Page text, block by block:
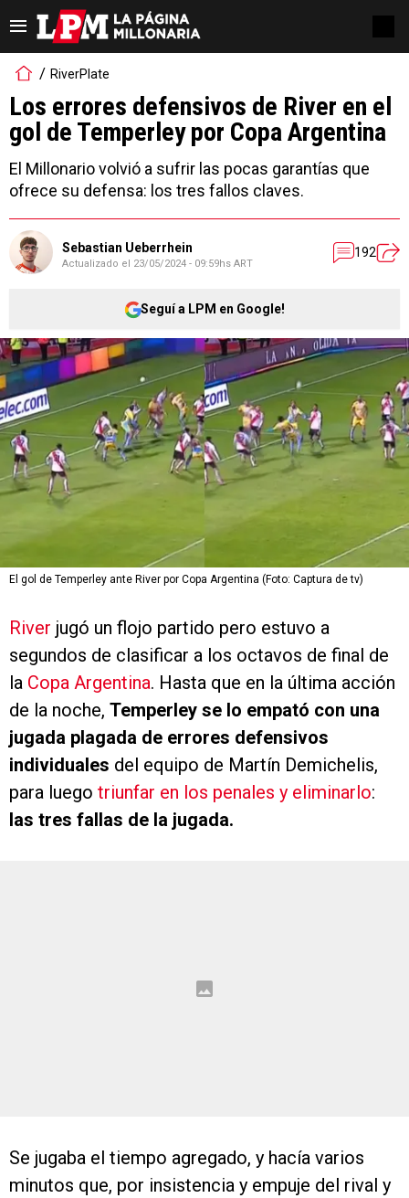
RiverPlate
Los errores defensivos de River en el
gol de Temperley por Copa Argentina
El Millonario volvió a sufrir las pocas garantías que
ofrece su defensa: los tres fallos claves.
Sebastian Ueberrhein
Actualizado el 23/05/2024 - 09:59hs ART
192
Seguí a LPM en Google!
El gol de Temperley ante River por Copa Argentina (Foto: Captura de tv)
River jugó un flojo partido pero estuvo a
segundos de clasificar a los octavos de final de
la Copa Argentina. Hasta que en la última acción
de la noche, Temperley se lo empató con una
jugada plagada de errores defensivos
individuales del equipo de Martín Demichelis,
para luego triunfar en los penales y eliminarlo:
las tres fallas de la jugada.
Se jugaba el tiempo agregado, y hacía varios
minutos que, por insistencia y empuje del rival y